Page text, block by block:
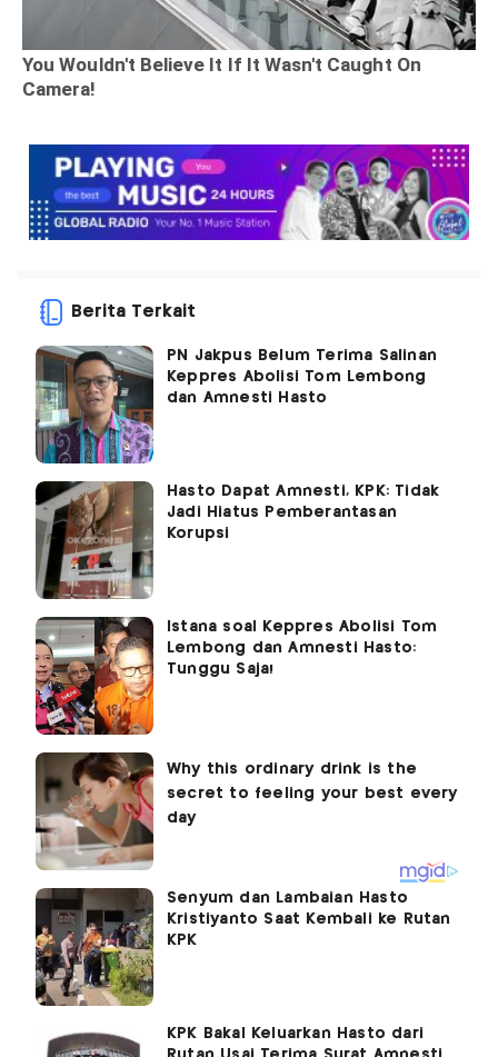
Berita Terkait
PN Jakpus Belum Terima Salinan
Keppres Abolisi Tom Lembong
dan Amnesti Hasto
Hasto Dapat Amnesti, KPK: Tidak
Jadi Hiatus Pemberantasan
Korupsi
Istana soal Keppres Abolisi Tom
Lembong dan Amnesti Hasto:
Tunggu Saja!
Senyum dan Lambaian Hasto
Kristiyanto Saat Kembali ke Rutan
KPK
KPK Bakal Keluarkan Hasto dari